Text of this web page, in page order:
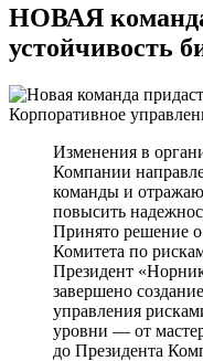
НОВАЯ
устойчивость
Корпоративное
Изменения в
Компании
команды и
повысить
Принято решение
Комитета по
Президент
завершено
управления
уровни — от
до Президента